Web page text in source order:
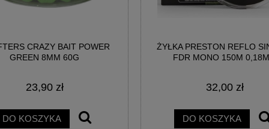
EGG WAFTERS
DO KOSZYKA
BIG POISON EGG WAFTERS -
DO KOSZYKA
CRAZY BAIT POWER
GREEN 8MM 60G
23,90 zł
DO KOSZYKA
ŻYŁKA PRESTON REFLO
FDR MONO 150M
32,00 zł
DO KOSZYKA